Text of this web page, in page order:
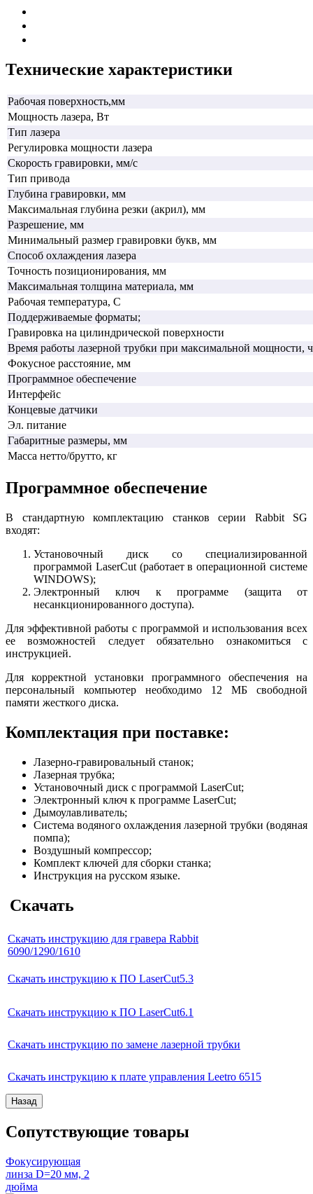
Технические характеристики
Рабочая поверхность,мм
Мощность лазера, Вт
Тип лазера
Регулировка мощности лазера
Скорость гравировки, мм/с
Тип привода
Глубина гравировки, мм
Максимальная глубина резки (акрил), мм
Разрешение, мм
Минимальный размер гравировки букв, мм
Способ охлаждения лазера
Точность позиционирования, мм
Максимальная толщина материала, мм
Рабочая температура, С
Поддерживаемые форматы;
Гравировка на цилиндрической поверхности
Время работы лазерной трубки при максимальной мощности,
Фокусное расстояние, мм
Программное обеспечение
Интерфейс
Концевые датчики
Эл. питание
Габаритные размеры, мм
Масса нетто/брутто, кг
Программное обеспечение
В стандартную комплектацию станков серии Rabbit SG
входят:
Установочный диск со специализированной
программой LaserCut (работает в операционной системе
WINDOWS);
Электронный ключ к программе (защита от
несанкционированного доступа).
Для эффективной работы с программой и использования всех
ее возможностей следует обязательно ознакомиться с
инструкцией.
Для корректной установки программного обеспечения на
персональный компьютер необходимо 12 МБ свободной
памяти жесткого диска.
Комплектация при поставке:
Лазерно-гравировальный станок;
Лазерная трубка;
Установочный диск с программой LaserCut;
Электронный ключ к программе LaserCut;
Дымоулавливатель;
Система водяного охлаждения лазерной трубки (водяная
помпа);
Воздушный компрессор;
Комплект ключей для сборки станка;
Инструкция на русском языке.
Скачать
Скачать инструкцию для гравера Rabbit
6090/1290/1610
Скачать инструкцию к ПО LaserCut5.3
Скачать инструкцию к ПО LaserCut6.1
Скачать инструкцию по замене лазерной трубки
Скачать инструкцию к плате управления Leetro 6515
Сопутствующие товары
Фокусирующая
линза D=20 мм, 2
дюйма